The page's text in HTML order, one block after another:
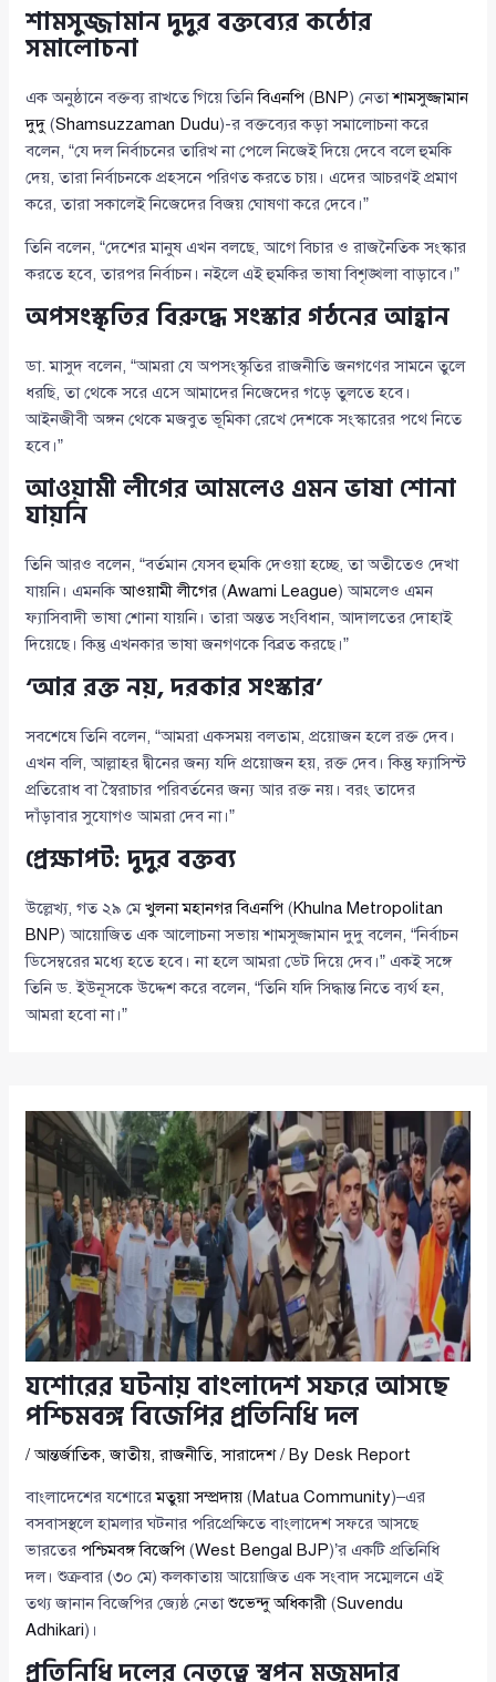
শামসুজ্জামান দুদুর বক্তব্যের কঠোর
সমালোচনা
এক অনুষ্ঠানে বক্তব্য রাখতে গিয়ে তিনিবিএনপি (BNP) নেতাশামসুজ্জামান
দুদু (Shamsuzzaman Dudu)-র বক্তব্যের কড়া সমালোচনা করে
বলেন, “যে দল নির্বাচনের তারিখ না পেলে নিজেই দিয়ে দেবে বলে হুমকি
দেয়, তারা নির্বাচনকে প্রহসনে পরিণত করতে চায়। এদের আচরণই প্রমাণ
করে, তারা সকালেই নিজেদের বিজয় ঘোষণা করে দেবে।”
তিনি বলেন, “দেশের মানুষ এখন বলছে, আগে বিচার ও রাজনৈতিক সংস্কার
করতে হবে, তারপর নির্বাচন। নইলে এই হুমকির ভাষা বিশৃঙ্খলা বাড়াবে।”
অপসংস্কৃতির বিরুদ্ধে সংস্কার গঠনের আহ্বান
ডা. মাসুদ বলেন, “আমরা যে অপসংস্কৃতির রাজনীতি জনগণের সামনে তুলে
ধরছি, তা থেকে সরে এসে আমাদের নিজেদের গড়ে তুলতে হবে।
আইনজীবী অঙ্গন থেকে মজবুত ভূমিকা রেখে দেশকে সংস্কারের পথে নিতে
হবে।”
আওয়ামী লীগের আমলেও এমন ভাষা শোনা
যায়নি
তিনি আরও বলেন, “বর্তমান যেসব হুমকি দেওয়া হচ্ছে, তা অতীতেও দেখা
যায়নি। এমনকিআওয়ামী লীগের (Awami League) আমলেও এমন
ফ্যাসিবাদী ভাষা শোনা যায়নি। তারা অন্তত সংবিধান, আদালতের দোহাই
দিয়েছে। কিন্তু এখনকার ভাষা জনগণকে বিব্রত করছে।”
‘আর রক্ত নয়, দরকার সংস্কার’
সবশেষে তিনি বলেন, “আমরা একসময় বলতাম, প্রয়োজন হলে রক্ত দেব।
এখন বলি, আল্লাহর দ্বীনের জন্য যদি প্রয়োজন হয়, রক্ত দেব। কিন্তু ফ্যাসিস্ট
প্রতিরোধ বা স্বৈরাচার পরিবর্তনের জন্য আর রক্ত নয়। বরং তাদের
দাঁড়াবার সুযোগও আমরা দেব না।”
প্রেক্ষাপট: দুদুর বক্তব্য
উল্লেখ্য, গত ২৯ মেখুলনা মহানগর বিএনপি (Khulna Metropolitan
BNP) আয়োজিত এক আলোচনা সভায় শামসুজ্জামান দুদু বলেন, “নির্বাচন
ডিসেম্বরের মধ্যে হতে হবে। না হলে আমরা ডেট দিয়ে দেব।” একই সঙ্গে
তিনি ড. ইউনূসকে উদ্দেশ করে বলেন, “তিনি যদি সিদ্ধান্ত নিতে ব্যর্থ হন,
আমরা হবো না।”
যশোরের ঘটনায় বাংলাদেশ সফরে আসছে
পশ্চিমবঙ্গ বিজেপির প্রতিনিধি দল
/আন্তর্জাতিক,জাতীয়,রাজনীতি,সারাদেশ/ By Desk Report
বাংলাদেশের যশোরেমতুয়া সম্প্রদায় (Matua Community)–এর
বসবাসস্থলে হামলার ঘটনার পরিপ্রেক্ষিতে বাংলাদেশ সফরে আসছে
ভারতের পশ্চিমবঙ্গ বিজেপি (West Bengal BJP)’র একটি প্রতিনিধি
দল। শুক্রবার (৩০ মে) কলকাতায় আয়োজিত এক সংবাদ সম্মেলনে এই
তথ্য জানান বিজেপির জ্যেষ্ঠ নেতাশুভেন্দু অধিকারী (Suvendu
Adhikari)।
প্রতিনিধি দলের নেতৃত্বে স্বপন মজুমদার